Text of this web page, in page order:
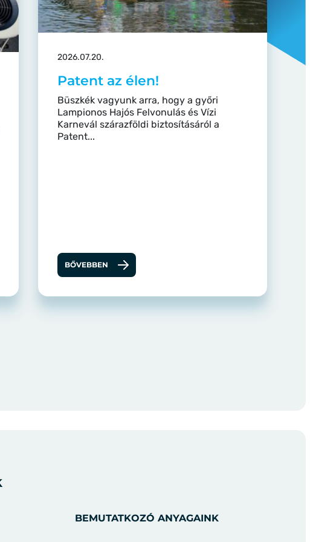
2026.07.20.
Patent az élen!
Büszkék vagyunk arra, hogy a győri
Lampionos Hajós Felvonulás és Vízi
Karnevál szárazföldi biztosításáról a
Patent...
BŐVEBBEN
BEMUTATKOZÓ ANYAGAINK